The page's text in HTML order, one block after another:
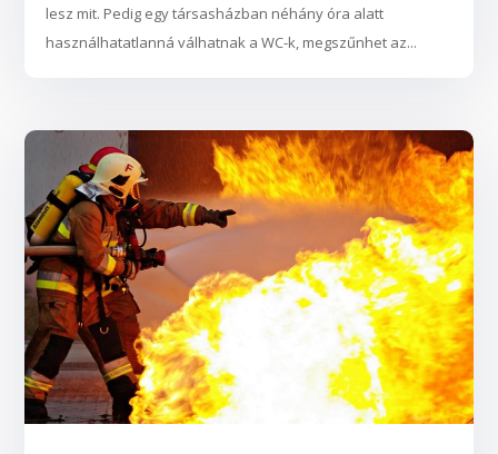
lesz mit. Pedig egy társasházban néhány óra alatt
használhatatlanná válhatnak a WC-k, megszűnhet az...